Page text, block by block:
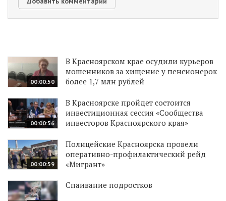
00:00:50
В Красноярском крае осудили курьеров
мошенников за хищение у пенсионерок
более 1,7 млн рублей
00:00:56
В Красноярске пройдет состоится
инвестиционная сессия «Сообщества
инвесторов Красноярского края»
00:00:59
Полицейские Красноярска провели
оперативно-профилактический рейд
«Мигрант»
Спаивание подростков